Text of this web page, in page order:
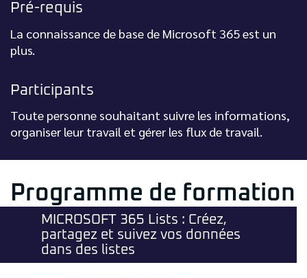
Pré-requis
La connaissance de base de Microsoft 365 est un
plus.
Participants
Toute personne souhaitant suivre les informations,
organiser leur travail et gérer les flux de travail.
Programme de formation
MICROSOFT 365 Lists : Créez,
partagez et suivez vos données
dans des listes